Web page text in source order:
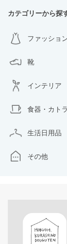
カテゴリーから探
ファッショ
靴
インテリア
食器・カト
生活日用品
その他